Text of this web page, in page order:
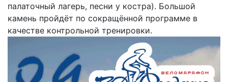
палаточный лагерь, песни у костра). Большой
камень пройдёт по сокращённой программе в
качестве контрольной тренировки.